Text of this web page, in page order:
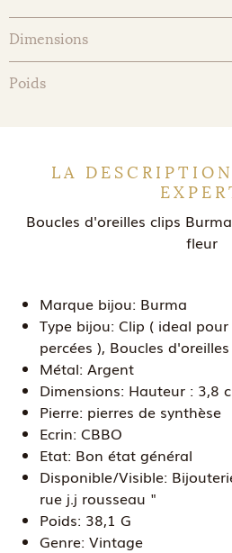
Dimensions
Poids
LA
Boucles d'oreilles clips
fleur
Marque bijou: Burma
Type bijou: Clip ( ideal
percées ), Boucles d'oreilles
Métal: Argent
Dimensions: Hauteur : 3,8
Pierre: pierres de synthèse
Ecrin: CBBO
Etat: Bon état général
Disponible/Visible:
rue j.j rousseau "
Poids: 38,1 G
Genre: Vintage